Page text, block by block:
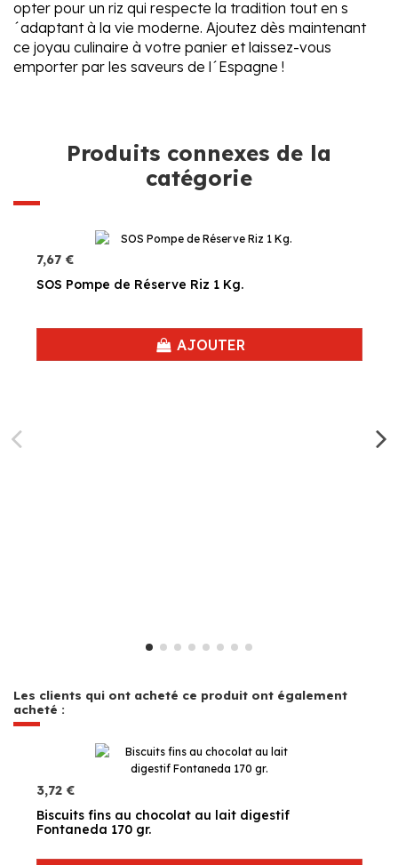
opter pour un riz qui respecte la tradition tout en s
´adaptant à la vie moderne. Ajoutez dès maintenant
ce joyau culinaire à votre panier et laissez-vous
emporter par les saveurs de l´Espagne !
Produits connexes de la
catégorie
7,67 €
SOS Pompe de Réserve Riz 1 Kg.
AJOUTER
Les clients qui ont acheté ce produit ont également
acheté :
3,72 €
Biscuits fins au chocolat au lait digestif
Fontaneda 170 gr.